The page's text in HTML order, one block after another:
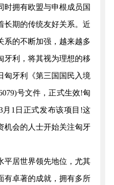
时拥有欧盟与申根成员国
长期的传统友好关系。近
系的不断加强，越来越多
牙利，将其视为理想的移
匈牙利《第三国国民入境
号文件，正式生效!匈
月1日正式发布该项目!这
机会的人士开始关注匈牙
居世界领先地位，尤其
有卓著的成就，拥有多所